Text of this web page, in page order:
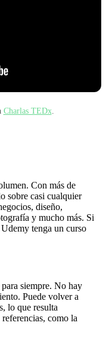
Charlas TEDx.
Con más de
sobre casi cualquier
diseño,
y mucho más. Si
tenga un curso
siempre. No hay
Puede volver a
lo que resulta
como la